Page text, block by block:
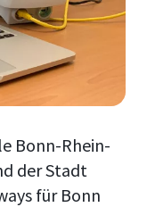
Bonn-Rhein-
der Stadt
für Bonn